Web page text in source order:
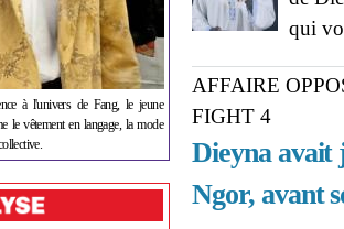
à l'univers de Fang, le jeune
le vêtement en langage, la mode
qui
AFFAIRE
FIGHT 4
Dieyna avait
Ngor, avant